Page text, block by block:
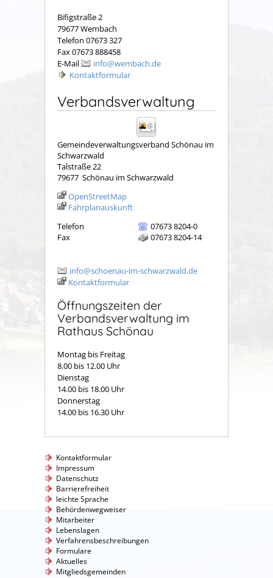
Bifigstraße 2
79677 Wembach
Telefon 07673 327
Fax 07673 888458
E-Mail
info@wembach.de
Kontaktformular
Verbandsverwaltung
Gemeindeverwaltungsverband Schönau im
Schwarzwald
Talstraße 22
79677 Schönau im Schwarzwald
OpenStreetMap
Fahrplanauskunft
Telefon
07673 8204-0
Fax
07673 8204-14
info@schoenau-im-schwarzwald.de
Kontaktformular
Öffnungszeiten der
Verbandsverwaltung im
Rathaus Schönau
Montag bis Freitag
8.00 bis 12.00 Uhr
Dienstag
14.00 bis 18.00 Uhr
Donnerstag
14.00 bis 16.30 Uhr
Kontaktformular
Impressum
Datenschutz
Barrierefreiheit
leichte Sprache
Behördenwegweiser
Mitarbeiter
Lebenslagen
Verfahrensbeschreibungen
Formulare
Aktuelles
Mitgliedsgemeinden